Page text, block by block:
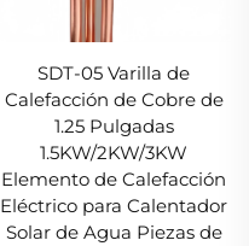
SDT-05 Varilla de
Calefacción de Cobre de
1.25 Pulgadas
1.5KW/2KW/3KW
Elemento de Calefacción
Eléctrico para Calentador
Solar de Agua Piezas de